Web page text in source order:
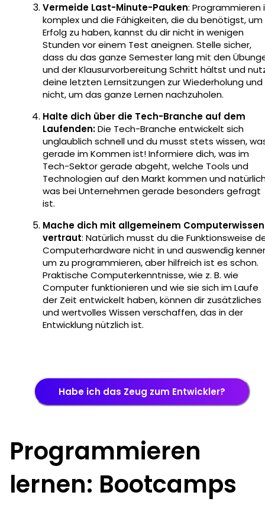
Vermeide Last-Minute-Pauken: Programmieren
komplex und die Fähigkeiten, die du benötigst, um
Erfolg zu haben, kannst du dir nicht in wenigen
Stunden vor einem Test aneignen. Stelle sicher,
dass du das ganze Semester lang mit den
und der Klausurvorbereitung Schritt hältst und
deine letzten Lernsitzungen zur Wiederholung und
nicht, um das ganze Lernen nachzuholen.
Halte dich über die Tech-Branche auf dem
Laufenden:Die Tech-Branche entwickelt sich
unglaublich schnell und du musst stets wissen,
gerade im Kommen ist! Informiere dich, was im
Tech-Sektor gerade abgeht, welche Tools und
Technologien auf den Markt kommen und
was bei Unternehmen gerade besonders gefragt
ist.
Mache dich mit allgemeinem Computerwissen
vertraut: Natürlich musst du die Funktionsweise
Computerhardware nicht in und auswendig
um zu programmieren, aber hilfreich ist es schon.
Praktische Computerkenntnisse, wie z. B. wie
Computer funktionieren und wie sie sich im Laufe
der Zeit entwickelt haben, können dir zusätzliches
und wertvolles Wissen verschaffen, das in der
Entwicklung nützlich ist.
Habe ich das Zeug zum Entwickler?
Programmieren
lernen: Bootcamps